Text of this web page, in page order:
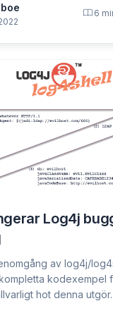
6
Log4j
av log4j/
kodexempel
hot denna utgör.